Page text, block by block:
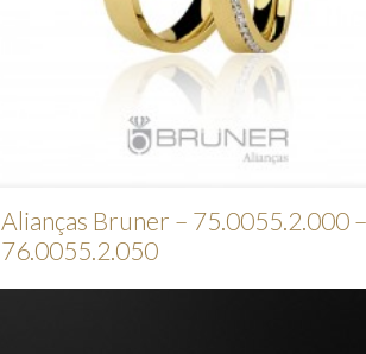
Alianças Bruner – 75.0055.2.000 –
76.0055.2.050